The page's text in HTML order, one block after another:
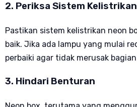
2. Periksa Sistem Kelistrikan
Pastikan sistem kelistrikan neon
baik. Jika ada lampu yang mulai
perbaiki agar tidak merusak
3. Hindari Benturan